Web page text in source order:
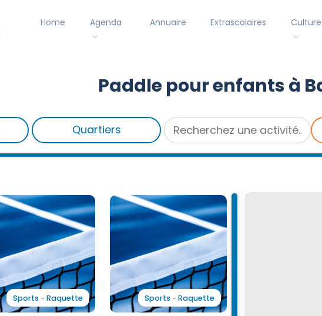
Home Agenda Annuaire Extrascolaires
Paddle pour enfants à
Quartiers
Sports - Raquette Sports - Raquette